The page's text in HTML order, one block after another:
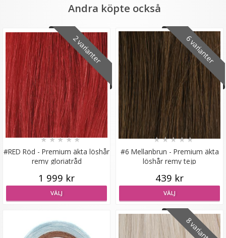
Syntetiskt löshår Gloriatråd rakt - Blond #22
★★ ★★
199 kr
VÄLJ
Andra köpte också
2 varianter
#RED Röd - Premium äkta löshår
remy gloriatråd
★★★★★
1 999 kr
VÄLJ
6 varianter
#6 Mellanbrun - Premium äkta
löshår remy tejp
★★★★★
439 kr
VÄLJ
8 varianter